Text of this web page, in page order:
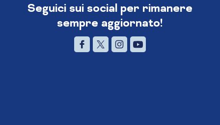
Seguici sui social per rimanere
sempre aggiornato!